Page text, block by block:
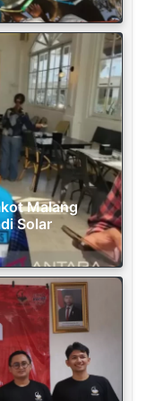
Malang
Solar